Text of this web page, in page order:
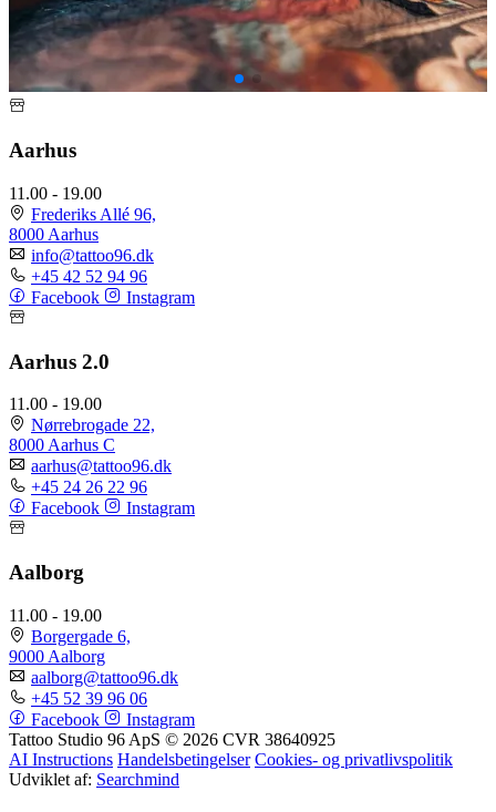
Aarhus
11.00 - 19.00
Frederiks Allé 96,
8000 Aarhus
info@tattoo96.dk
+45 42 52 94 96
Facebook
Instagram
Aarhus 2.0
11.00 - 19.00
Nørrebrogade 22,
8000 Aarhus C
aarhus@tattoo96.dk
+45 24 26 22 96
Facebook
Instagram
Aalborg
11.00 - 19.00
Borgergade 6,
9000 Aalborg
aalborg@tattoo96.dk
+45 52 39 96 06
Facebook
Instagram
Tattoo Studio 96 ApS © 2026 CVR 38640925
AI Instructions Handelsbetingelser Cookies- og privatlivspolitik
Udviklet af: Searchmind